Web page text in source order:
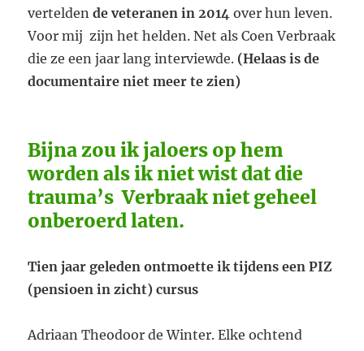
verteldende veteranen in 2014 over hun leven.
Voor mij zijn het helden. Net als Coen Verbraak
die ze een jaar lang interviewde. (Helaas is de
documentaire niet meer te zien)
Bijna zou ik jaloers op hem
worden als ik niet wist dat die
trauma’s Verbraak niet geheel
onberoerd laten.
Tien jaar geleden ontmoette ik tijdens een PIZ
(pensioen in zicht) cursus
Adriaan Theodoor de Winter. Elke ochtend